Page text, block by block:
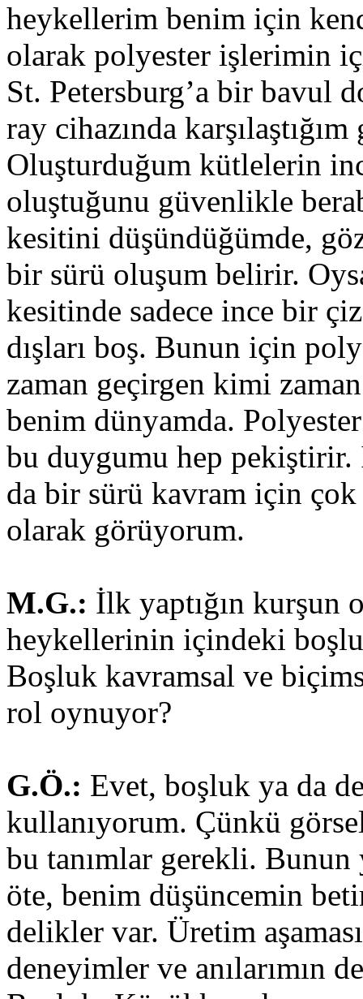
heykellerim benim için
olarak polyester işlerimin
St. Petersburg’a bir bavul
ray cihazında
Oluşturduğum kütlelerin
oluştuğunu güvenlikle
kesitini düşündüğümde,
bir sürü oluşum belirir.
kesitinde sadece ince bir
dışları boş. Bunun için
zaman geçirgen kimi
benim dünyamda.
bu duygumu hep pekiştirir.
da bir sürü kavram için
olarak görüyorum.
M.G.: İlk yaptığın kurşun
heykellerinin içindeki
Boşluk kavramsal ve
rol oynuyor?
G.Ö.: Evet, boşluk ya da
kullanıyorum. Çünkü
bu tanımlar gerekli.
öte, benim düşüncemin
delikler var. Üretim
deneyimler ve anılarımın